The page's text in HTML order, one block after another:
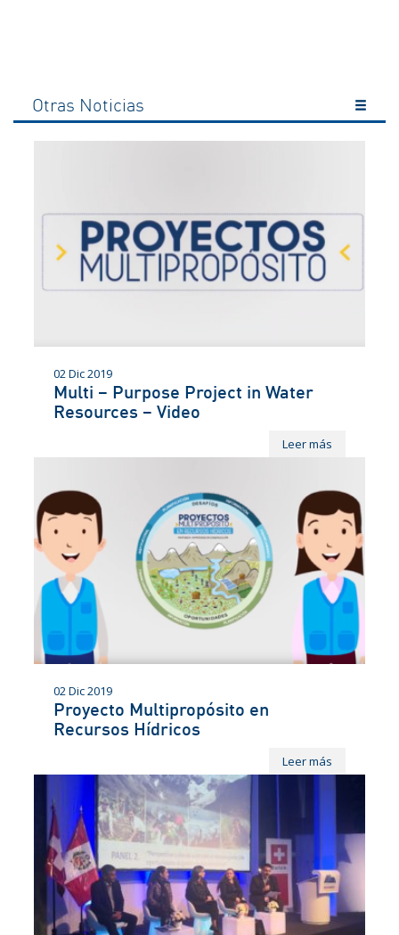
Otras Noticias
02 Dic 2019
Multi – Purpose Project in Water
Resources – Video
Leer más
02 Dic 2019
Proyecto Multipropósito en
Recursos Hídricos
Leer más